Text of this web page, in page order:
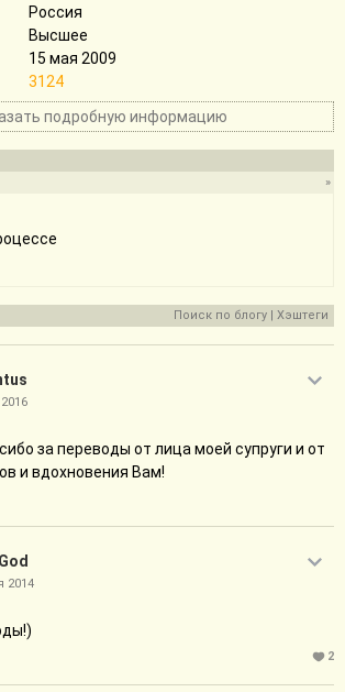
Россия
Высшее
15 мая 2009
3124
подробную информацию
»
Поиск по блогу | Хэштеги
за переводы от лица моей супруги и от
и вдохновения Вам!
2014
2